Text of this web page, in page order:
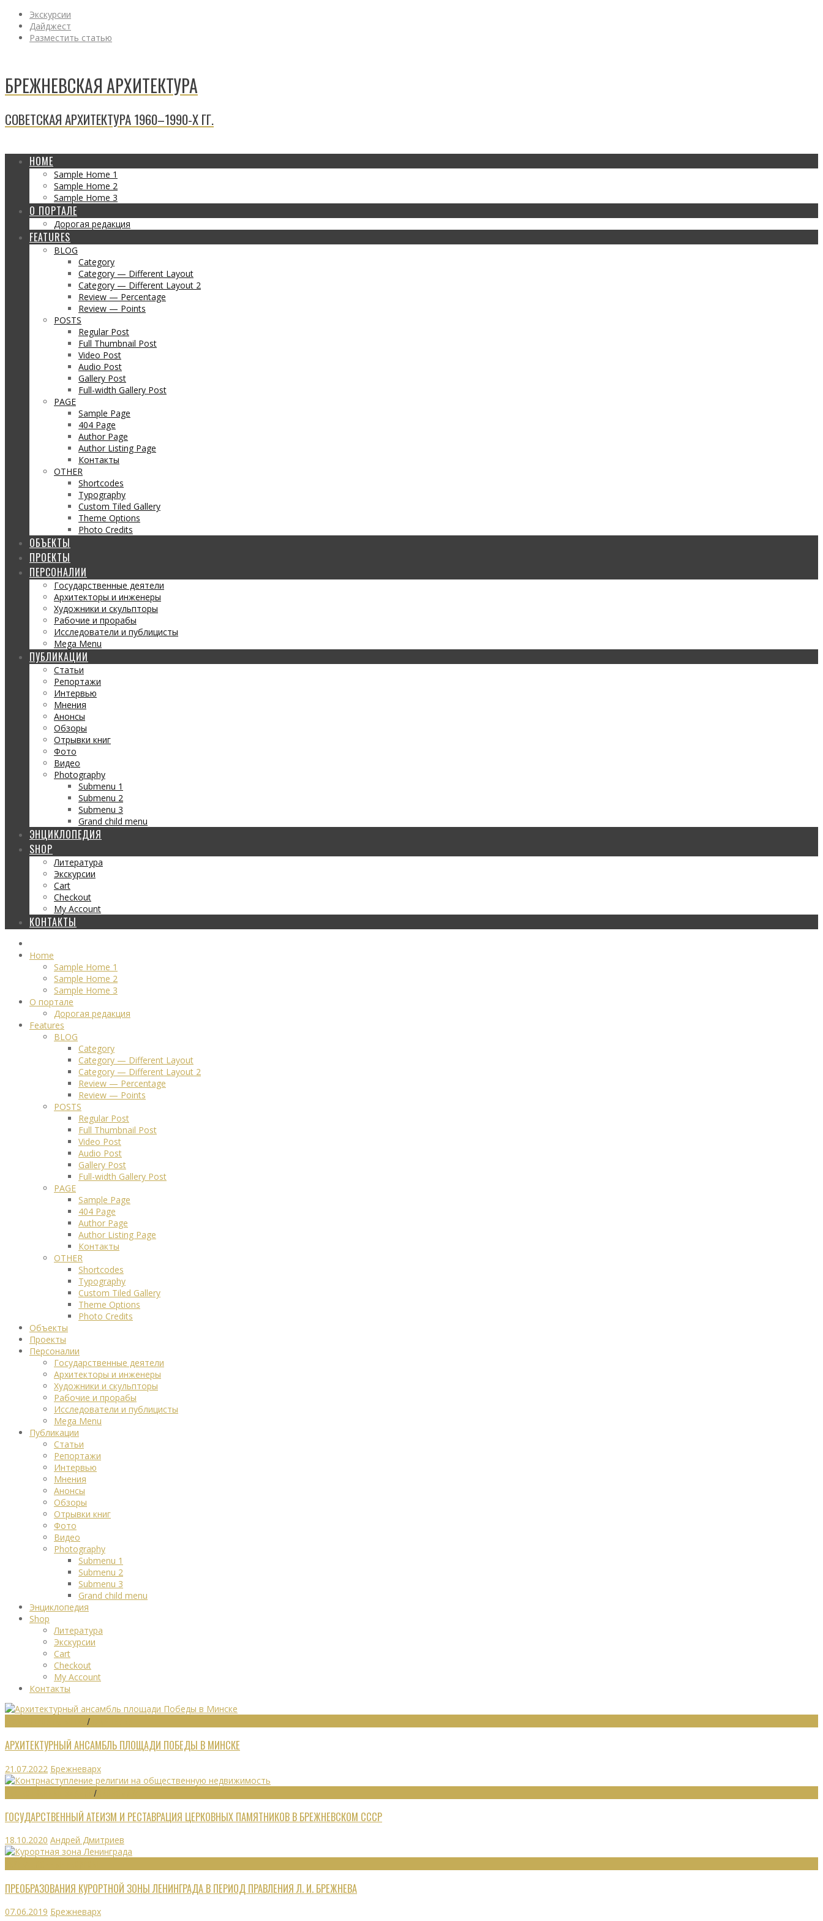
Экскурсии
Дайджест
Разместить статью
БРЕЖНЕВСКАЯ АРХИТЕКТУРА
СОВЕТСКАЯ АРХИТЕКТУРА 1960–1990-Х ГГ.
HOME
Sample Home 1
Sample Home 2
Sample Home 3
О ПОРТАЛЕ
Дорогая редакция
FEATURES
BLOG
Category
Category — Different Layout
Category — Different Layout 2
Review — Percentage
Review — Points
POSTS
Regular Post
Full Thumbnail Post
Video Post
Audio Post
Gallery Post
Full-width Gallery Post
PAGE
Sample Page
404 Page
Author Page
Author Listing Page
Контакты
OTHER
Shortcodes
Typography
Custom Tiled Gallery
Theme Options
Photo Credits
ОБЪЕКТЫ
ПРОЕКТЫ
ПЕРСОНАЛИИ
Государственные деятели
Архитекторы и инженеры
Художники и скульпторы
Рабочие и прорабы
Исследователи и публицисты
Mega Menu
ПУБЛИКАЦИИ
Статьи
Репортажи
Интервью
Мнения
Анонсы
Обзоры
Отрывки книг
Фото
Видео
Photography
Submenu 1
Submenu 2
Submenu 3
Grand child menu
ЭНЦИКЛОПЕДИЯ
SHOP
Литература
Экскурсии
Cart
Checkout
My Account
КОНТАКТЫ
Home
Sample Home 1
Sample Home 2
Sample Home 3
О портале
Дорогая редакция
Features
BLOG
Category
Category — Different Layout
Category — Different Layout 2
Review — Percentage
Review — Points
POSTS
Regular Post
Full Thumbnail Post
Video Post
Audio Post
Gallery Post
Full-width Gallery Post
PAGE
Sample Page
404 Page
Author Page
Author Listing Page
Контакты
OTHER
Shortcodes
Typography
Custom Tiled Gallery
Theme Options
Photo Credits
Объекты
Проекты
Персоналии
Государственные деятели
Архитекторы и инженеры
Художники и скульпторы
Рабочие и прорабы
Исследователи и публицисты
Mega Menu
Публикации
Статьи
Репортажи
Интервью
Мнения
Анонсы
Обзоры
Отрывки книг
Фото
Видео
Photography
Submenu 1
Submenu 2
Submenu 3
Grand child menu
Энциклопедия
Shop
Литература
Экскурсии
Cart
Checkout
My Account
Контакты
/
АРХИТЕКТУРНЫЙ АНСАМБЛЬ ПЛОЩАДИ ПОБЕДЫ В МИНСКЕ
21.07.2022 Брежневарх
/
ГОСУДАРСТВЕННЫЙ АТЕИЗМ И РЕСТАВРАЦИЯ ЦЕРКОВНЫХ ПАМЯТНИКОВ В БРЕЖНЕВСКОМ СССР
18.10.2020 Андрей Дмитриев
ПРЕОБРАЗОВАНИЯ КУРОРТНОЙ ЗОНЫ ЛЕНИНГРАДА В ПЕРИОД ПРАВЛЕНИЯ Л. И. БРЕЖНЕВА
07.06.2019 Брежневарх